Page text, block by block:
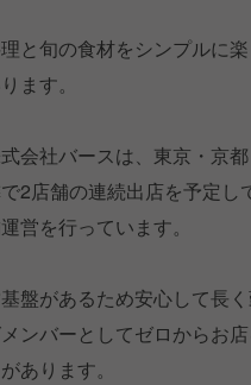
と旬の食材をシンプルに
ます。
会社バースは、東京・京
2店舗の連続出店を予定
営を行っています。
盤があるため安心して長
ンバーとしてゼロからお
あります。